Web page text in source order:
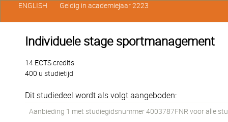
Individuele stage sportmanagement
14 ECTS credits
400 u studietijd
Dit studiedeel wordt als volgt aangeboden:
Aanbieding 1 met studiegidsnummer 4003787FNR voor alle
ENGLISH Geldig in academiejaar 2223